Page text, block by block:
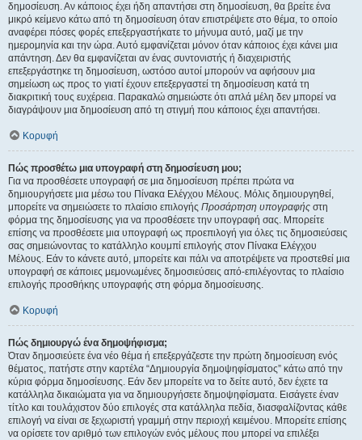
δημοσίευση. Αν κάποιος έχει ήδη απαντήσει στη δημοσίευση, θα βρείτε ένα
μικρό κείμενο κάτω από τη δημοσίευση όταν επιστρέψετε στο θέμα, το οποίο
αναφέρει πόσες φορές επεξεργαστήκατε το μήνυμα αυτό, μαζί με την
ημερομηνία και την ώρα. Αυτό εμφανίζεται μόνον όταν κάποιος έχει κάνει μια
απάντηση. Δεν θα εμφανίζεται αν ένας συντονιστής ή διαχειριστής
επεξεργάστηκε τη δημοσίευση, ωστόσο αυτοί μπορούν να αφήσουν μια
σημείωση ως προς το γιατί έχουν επεξεργαστεί τη δημοσίευση κατά τη
διακριτική τους ευχέρεια. Παρακαλώ σημειώστε ότι απλά μέλη δεν μπορεί να
διαγράψουν μια δημοσίευση από τη στιγμή που κάποιος έχει απαντήσει.
Κορυφή
Πώς προσθέτω μια υπογραφή στη δημοσίευση μου;
Για να προσθέσετε υπογραφή σε μια δημοσίευση πρέπει πρώτα να
δημιουργήσετε μια μέσω του Πίνακα Ελέγχου Μέλους. Μόλις δημιουργηθεί,
μπορείτε να σημειώσετε το πλαίσιο επιλογής Προσάρτηση υπογραφής στη
φόρμα της δημοσίευσης για να προσθέσετε την υπογραφή σας. Μπορείτε
επίσης να προσθέσετε μια υπογραφή ως προεπιλογή για όλες τις δημοσιεύσεις
σας σημειώνοντας το κατάλληλο κουμπί επιλογής στον Πίνακα Ελέγχου
Μέλους. Εάν το κάνετε αυτό, μπορείτε και πάλι να αποτρέψετε να προστεθεί μια
υπογραφή σε κάποιες μεμονωμένες δημοσιεύσεις από-επιλέγοντας το πλαίσιο
επιλογής προσθήκης υπογραφής στη φόρμα δημοσίευσης.
Κορυφή
Πώς δημιουργώ ένα δημοψήφισμα;
Όταν δημοσιεύετε ένα νέο θέμα ή επεξεργάζεστε την πρώτη δημοσίευση ενός
θέματος, πατήστε στην καρτέλα “Δημιουργία δημοψηφίσματος” κάτω από την
κύρια φόρμα δημοσίευσης. Εάν δεν μπορείτε να το δείτε αυτό, δεν έχετε τα
κατάλληλα δικαιώματα για να δημιουργήσετε δημοψηφίσματα. Εισάγετε έναν
τίτλο και τουλάχιστον δύο επιλογές στα κατάλληλα πεδία, διασφαλίζοντας κάθε
επιλογή να είναι σε ξεχωριστή γραμμή στην περιοχή κειμένου. Μπορείτε επίσης
να ορίσετε τον αριθμό των επιλογών ενός μέλους που μπορεί να επιλέξει